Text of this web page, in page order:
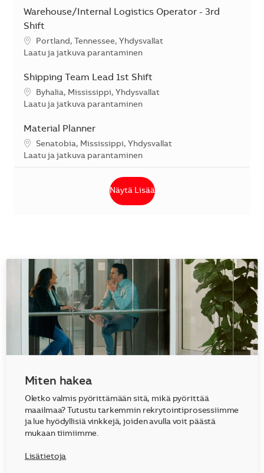
Warehouse/Internal Logistics Operator - 3rd
Shift
SijaintiPortland, Tennessee, Yhdysvallat
Kategoria
Laatu ja jatkuva parantaminen
Shipping Team Lead 1st Shift
SijaintiByhalia, Mississippi, Yhdysvallat
Kategoria
Laatu ja jatkuva parantaminen
Material Planner
SijaintiSenatobia, Mississippi, Yhdysvallat
Kategoria
Laatu ja jatkuva parantaminen
Näytä Lisää
Miten hakea
Oletko valmis pyörittämään sitä, mikä pyörittää
maailmaa? Tutustu tarkemmin rekrytointiprosessiimme
ja lue hyödyllisiä vinkkejä, joiden avulla voit päästä
mukaan tiimiimme.
Lisätietoja